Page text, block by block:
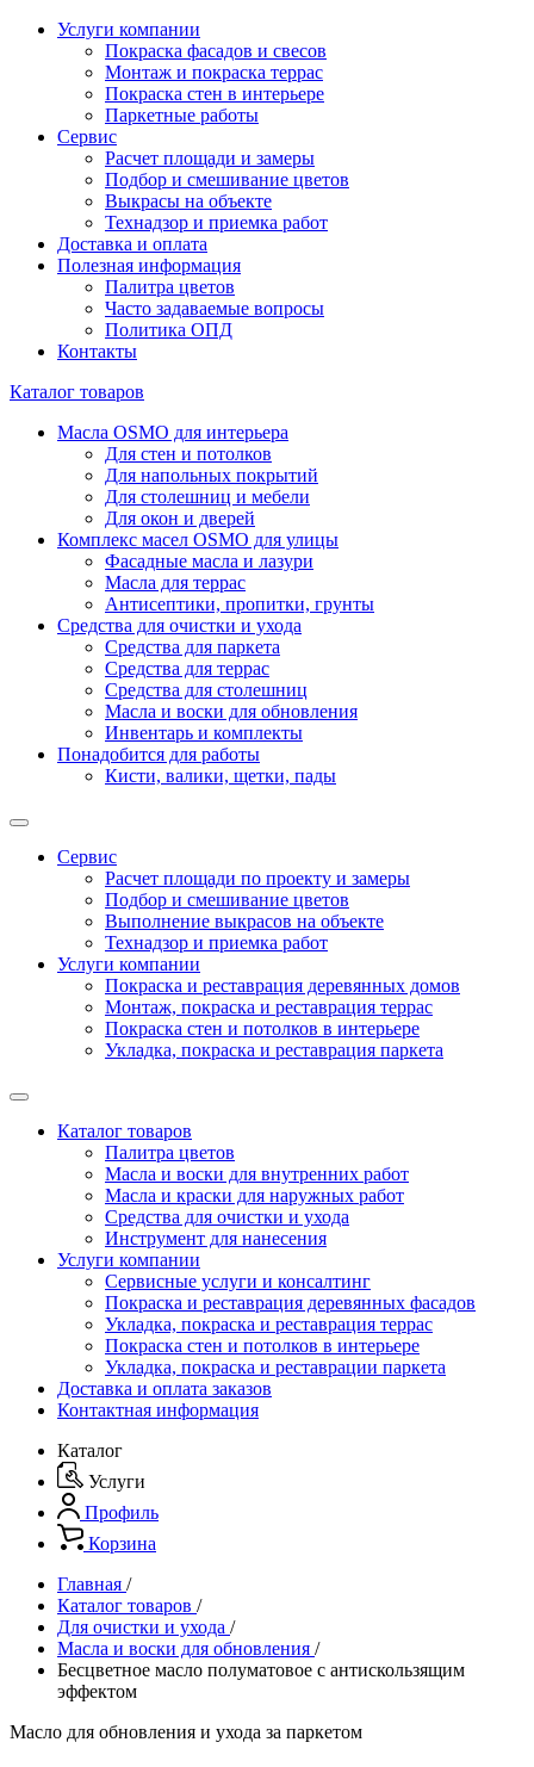
Услуги компании
Покраска фасадов и свесов
Монтаж и покраска террас
Покраска стен в интерьере
Паркетные работы
Сервис
Расчет площади и замеры
Подбор и смешивание цветов
Выкрасы на объекте
Технадзор и приемка работ
Доставка и оплата
Полезная информация
Палитра цветов
Часто задаваемые вопросы
Политика ОПД
Контакты
Каталог товаров
Масла OSMO для интерьера
Для стен и потолков
Для напольных покрытий
Для столешниц и мебели
Для окон и дверей
Комплекс масел OSMO для улицы
Фасадные масла и лазури
Масла для террас
Антисептики, пропитки, грунты
Средства для очистки и ухода
Средства для паркета
Средства для террас
Средства для столешниц
Масла и воски для обновления
Инвентарь и комплекты
Понадобится для работы
Кисти, валики, щетки, пады
Сервис
Расчет площади по проекту и замеры
Подбор и смешивание цветов
Выполнение выкрасов на объекте
Технадзор и приемка работ
Услуги компании
Покраска и реставрация деревянных домов
Монтаж, покраска и реставрация террас
Покраска стен и потолков в интерьере
Укладка, покраска и реставрация паркета
Каталог товаров
Палитра цветов
Масла и воски для внутренних работ
Масла и краски для наружных работ
Средства для очистки и ухода
Инструмент для нанесения
Услуги компании
Сервисные услуги и консалтинг
Покраска и реставрация деревянных фасадов
Укладка, покраска и реставрация террас
Покраска стен и потолков в интерьере
Укладка, покраска и реставрации паркета
Доставка и оплата заказов
Контактная информация
Каталог
Услуги
Профиль
Корзина
Главная /
Каталог товаров /
Для очистки и ухода /
Масла и воски для обновления /
Бесцветное масло полуматовое с антискользящим
эффектом
Масло для обновления и ухода за паркетом